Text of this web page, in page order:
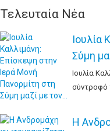
Τελευταία Νέα
Ιουλία
Σύμη
Ιουλία
σύντροφό
Η